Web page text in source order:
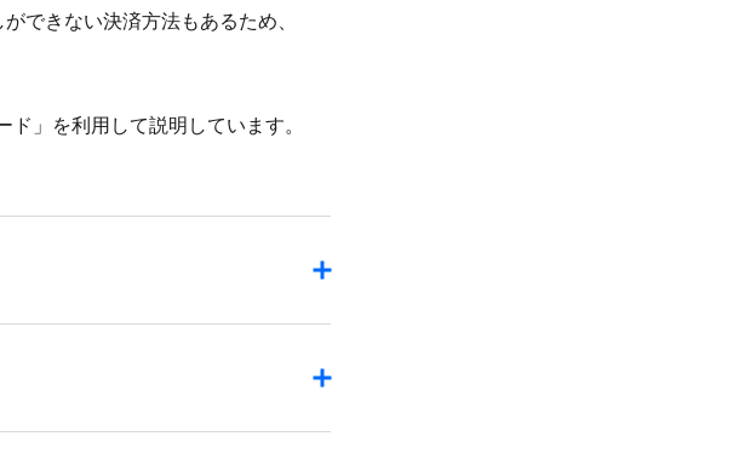
できない​決済方​法も​ある​ため、​
ド」を​​利用して​​説明しています。